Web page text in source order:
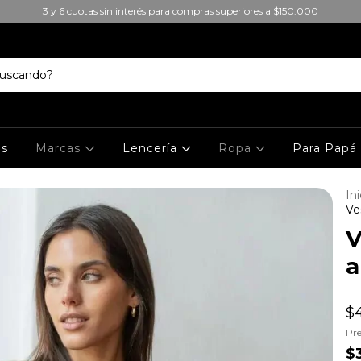
3 y 6 cuotas sin interés para compras superiores a $150.000
Marcas Lencería Ropa Para Papá